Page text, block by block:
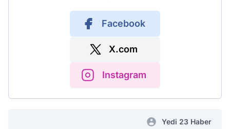
Facebook
X.com
Instagram
Yedi 23 Haber